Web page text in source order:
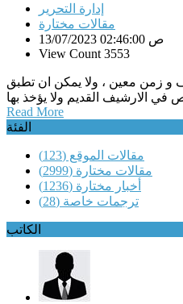
إدارة التحرير
مقالات مختارة
13/07/2023 02:46:00 ص
View Count 3553
و زمن معين ، ولا يمكن ان تطبق
Read More
الفئة
مقالات الموقع (123)
مقالات مختارة (2999)
أخبار مختارة (1236)
ترجمات خاصة (28)
الكاتب